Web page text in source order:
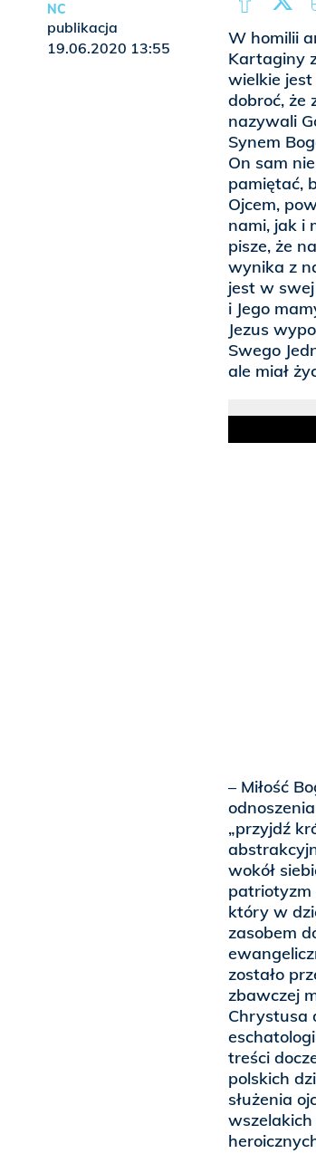
W homilii
Kartaginy
wielkie jest
dobroć, że
nazywali
Synem
On sam
pamiętać,
Ojcem,
nami, jak i
pisze, że
wynika z
jest w
i Jego
Jezus
Swego
ale miał
– Miłość
„przyjdź
wokół
patriotyzm
który w
zasobem
zostało
zbawczej
Chrystusa
treści
polskich
służenia
NC
publikacja
19.06.2020 13:55